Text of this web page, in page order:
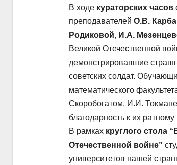
В ходе кураторских часов
преподавателей О.В.
Родиковой, И.А.
Великой Отечественной
демонстрировавшие
советских солдат.
математического
Скоробогатом, И.И.
благодарность к их
В рамках круглого стола
Отечественной войне”
университетов нашей